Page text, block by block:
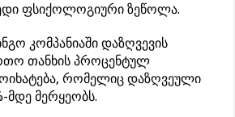
ფსიქოლოგიური ზეწოლა.
კომპანიაში დაზღვევის
თანხის პროცენტულ
რომელიც დაზღვეული
მდე მერყეობს.